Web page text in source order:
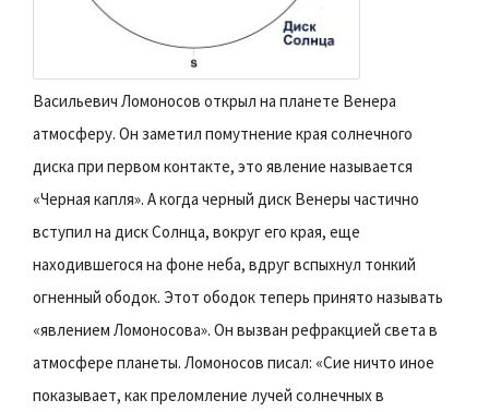
Васильевич Ломоносов открыл на планете Венера
атмосферу. Он заметил помутнение края солнечного
диска при первом контакте, это явление называется
«Черная капля». А когда черный диск Венеры частично
вступил на диск Солнца, вокруг его края, еще
находившегося на фоне неба, вдруг вспыхнул тонкий
огненный ободок. Этот ободок теперь принято называть
«явлением Ломоносова». Он вызван рефракцией света в
атмосфере планеты. Ломоносов писал: «Сие ничто иное
показывает, как преломление лучей солнечных в